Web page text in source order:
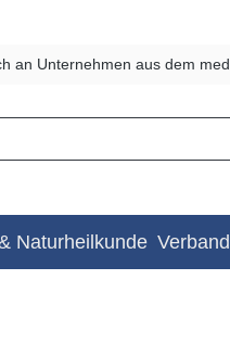
an Unternehmen aus dem
Naturheilkunde